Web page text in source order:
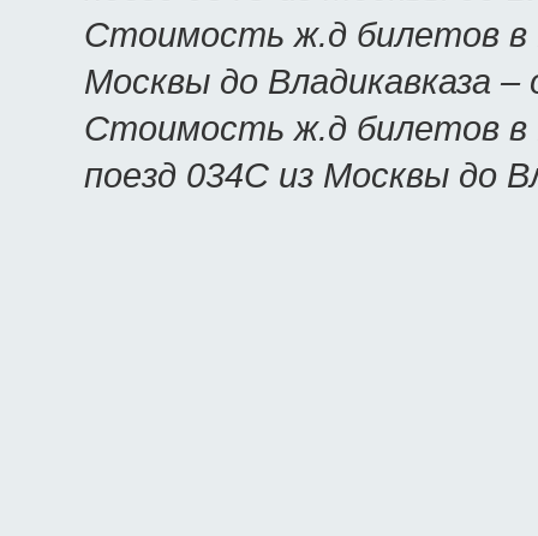
Стоимость ж.д билетов в
Москвы до Владикавказа
Стоимость ж.д билетов в
поезд 034С из Москвы до